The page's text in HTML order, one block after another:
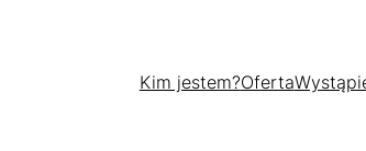
Kim jestem?Oferta